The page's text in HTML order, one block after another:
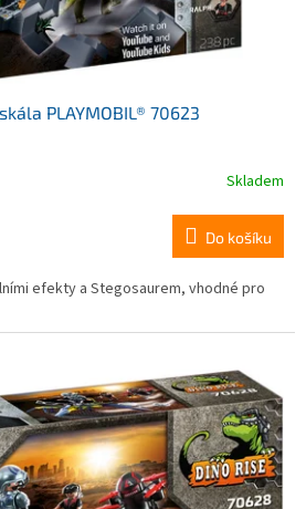
PLAYMOBIL® 70623
Skladem
Do košíku
efekty a Stegosaurem, vhodné pro